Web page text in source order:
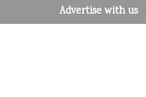
Advertise with us